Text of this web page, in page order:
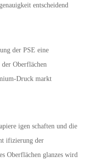
entscheidend
der PSE eine
Oberflächen
Druck markt
igen schaften und die
ifizierung der
Oberflächen glanzes wird